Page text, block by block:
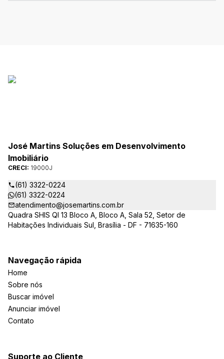
José Martins Soluções em Desenvolvimento
Imobiliário
CRECI: 19000J
(61) 3322-0224
(61) 3322-0224
atendimento@josemartins.com.br
Quadra SHIS QI 13 Bloco A, Bloco A, Sala 52, Setor de
Habitações Individuais Sul, Brasília - DF - 71635-160
Navegação rápida
Home
Sobre nós
Buscar imóvel
Anunciar imóvel
Contato
Suporte ao Cliente